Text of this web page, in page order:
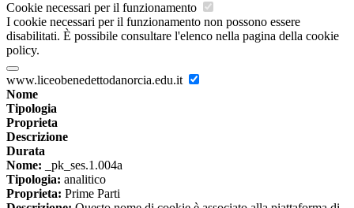
Cookie necessari per il funzionamento
I cookie necessari per il funzionamento non possono essere
disabilitati. È possibile consultare l'elenco nella pagina della cookie
policy.
www.liceobenedettodanorcia.edu.it
Nome
Tipologia
Proprieta
Descrizione
Durata
Nome: _pk_ses.1.004a
Tipologia: analitico
Proprieta: Prime Parti